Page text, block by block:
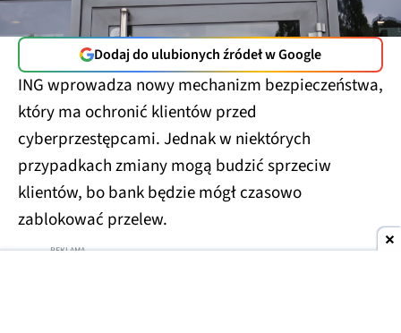
Dodaj do ulubionych źródeł w Google
ING wprowadza nowy mechanizm bezpieczeństwa,
który ma ochronić klientów przed
cyberprzestępcami. Jednak w niektórych
przypadkach zmiany mogą budzić sprzeciw
klientów, bo bank będzie mógł czasowo
zablokować przelew.